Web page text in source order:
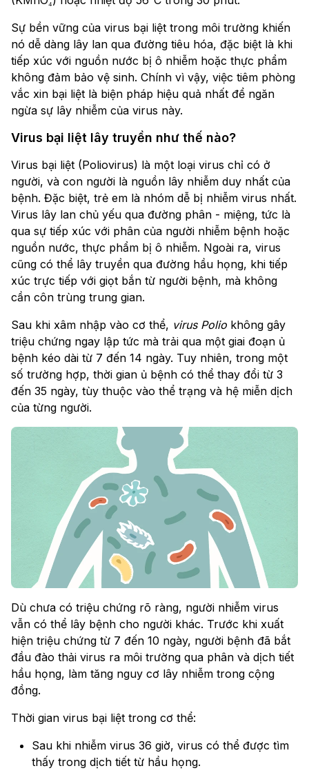
Sự bền vững của virus bại liệt trong môi trường khiến
nó dễ dàng lây lan qua đường tiêu hóa, đặc biệt là khi
tiếp xúc với nguồn nước bị ô nhiễm hoặc thực phẩm
không đảm bảo vệ sinh. Chính vì vậy, việc tiêm phòng
vắc xin bại liệt là biện pháp hiệu quả nhất để ngăn
ngừa sự lây nhiễm của virus này.
Virus bại liệt lây truyền như thế nào?
Virus bại liệt (Poliovirus) là một loại virus chỉ có ở
người, và con người là nguồn lây nhiễm duy nhất của
bệnh. Đặc biệt, trẻ em là nhóm dễ bị nhiễm virus nhất.
Virus lây lan chủ yếu qua đường phân - miệng, tức là
qua sự tiếp xúc với phân của người nhiễm bệnh hoặc
nguồn nước, thực phẩm bị ô nhiễm. Ngoài ra, virus
cũng có thể lây truyền qua đường hầu họng, khi tiếp
xúc trực tiếp với giọt bắn từ người bệnh, mà không
cần côn trùng trung gian.
Sau khi xâm nhập vào cơ thể, virus Polio không gây
triệu chứng ngay lập tức mà trải qua một giai đoạn ủ
bệnh kéo dài từ 7 đến 14 ngày. Tuy nhiên, trong một
số trường hợp, thời gian ủ bệnh có thể thay đổi từ 3
đến 35 ngày, tùy thuộc vào thể trạng và hệ miễn dịch
của từng người.
Dù chưa có triệu chứng rõ ràng, người nhiễm virus
vẫn có thể lây bệnh cho người khác. Trước khi xuất
hiện triệu chứng từ 7 đến 10 ngày, người bệnh đã bắt
đầu đào thải virus ra môi trường qua phân và dịch tiết
hầu họng, làm tăng nguy cơ lây nhiễm trong cộng
đồng.
Thời gian virus bại liệt trong cơ thể:
Sau khi nhiễm virus 36 giờ, virus có thể được tìm
thấy trong dịch tiết từ hầu họng.